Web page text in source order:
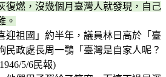
復燃，沒幾個月臺灣人就發現，自己
。
迎祖國」約半年，議員林日高於「臺
民政處長周一鶚「臺灣是自家人呢？
5/6民報)